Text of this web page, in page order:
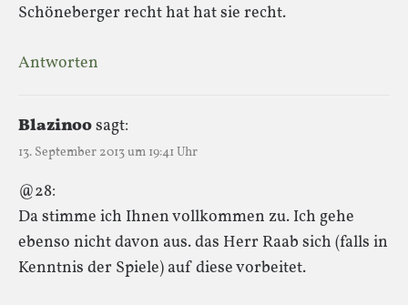
Schöneberger recht hat hat sie recht.
Antworten
Blazinoosagt:
13. September 2013 um 19:41 Uhr
@28:
Da stimme ich Ihnen vollkommen zu. Ich gehe
ebenso nicht davon aus. das Herr Raab sich (falls in
Kenntnis der Spiele) auf diese vorbeitet.